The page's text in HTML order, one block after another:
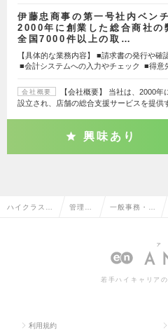
伊藤忠商事の第一号社内ベン
2000年に創業した総合商社の
全国7000件以上の取…
【具体的な業務内容】 ■請求書の発行や
■会計システムへの入力やチェック ■得意
会社概要
【会社概要】 当社は、2000
設立され、店舗の総合支援サービスを提供
興味あり
ハイクラス求 管理部 一般事務・営
若手ハイキャリア
利用規約